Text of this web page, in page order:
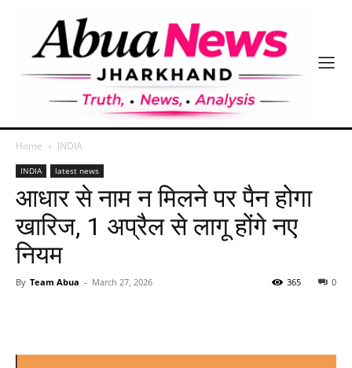
Home INDIA
INDIA latest news
आधार से नाम न मिलने पर पैन होगा
खारिज, 1 अप्रैल से लागू होंगे नए
नियम
By Team Abua - March 27, 2026 0
365